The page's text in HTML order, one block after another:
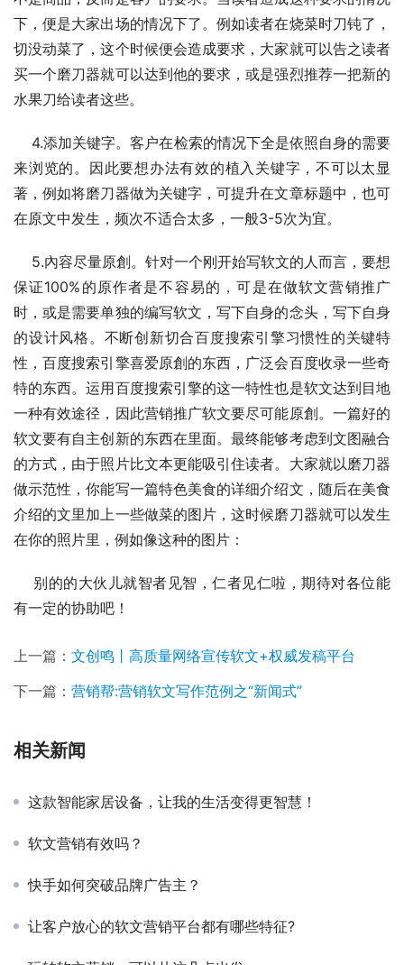
下，便是大家出场的情况下了。例如读者在烧菜时刀钝了，
切没动菜了，这个时候便会造成要求，大家就可以告之读者
买一个磨刀器就可以达到他的要求，或是强烈推荐一把新的
水果刀给读者这些。
来浏览的。因此要想办法有效的植入关键字，不可以太显
著，例如将磨刀器做为关键字，可提升在文章标题中，也可
在原文中发生，频次不适合太多，一般3-5次为宜。
保证100%的原作者是不容易的，可是在做软文营销推广
时，或是需要单独的编写软文，写下自身的念头，写下自身
的设计风格。不断创新切合百度搜索引擎习惯性的关键特
性，百度搜索引擎喜爱原創的东西，广泛会百度收录一些奇
特的东西。运用百度搜索引擎的这一特性也是软文达到目地
一种有效途径，因此营销推广软文要尽可能原創。一篇好的
软文要有自主创新的东西在里面。最终能够考虑到文图融合
的方式，由于照片比文本更能吸引住读者。大家就以磨刀器
做示范性，你能写一篇特色美食的详细介绍文，随后在美食
介绍的文里加上一些做菜的图片，这时候磨刀器就可以发生
在你的照片里，例如像这种的图片：
有一定的协助吧！
上一篇： 文创鸣丨高质量网络宣传软文+权威发稿平台
下一篇： 营销帮:营销软文写作范例之“新闻式”
相关新闻
这款智能家居设备，让我的生活变得更智慧！
软文营销有效吗？
快手如何突破品牌广告主？
让客户放心的软文营销平台都有哪些特征?